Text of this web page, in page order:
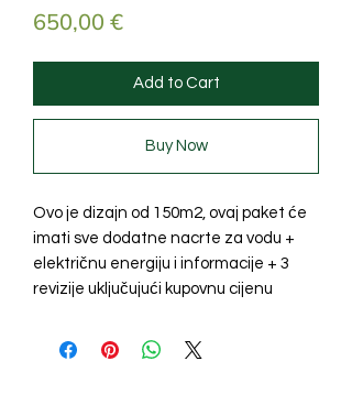
650,00 €Price
Add to Cart
Buy Now
Ovo je dizajn od 150m2, ovaj paket će
imati sve dodatne nacrte za vodu +
električnu energiju i informacije + 3
revizije uključujući kupovnu cijenu